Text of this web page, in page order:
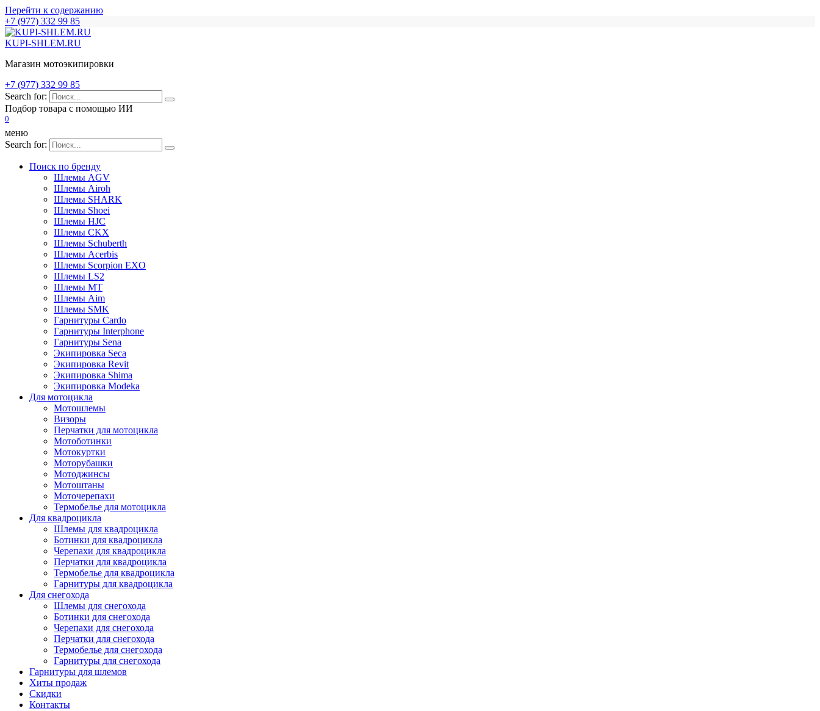
Перейти к содержанию
+7 (977) 332 99 85
KUPI-SHLEM.RU
Магазин мотоэкипировки
+7 (977) 332 99 85
Search for:
Подбор товара с помощью ИИ
0
меню
Search for:
Поиск по бренду
Шлемы AGV
Шлемы Airoh
Шлемы SHARK
Шлемы Shoei
Шлемы HJC
Шлемы CKX
Шлемы Schuberth
Шлемы Acerbis
Шлемы Scorpion EXO
Шлемы LS2
Шлемы MT
Шлемы Aim
Шлемы SMK
Гарнитуры Cardo
Гарнитуры Interphone
Гарнитуры Sena
Экипировка Seca
Экипировка Revit
Экипировка Shima
Экипировка Modeka
Для мотоцикла
Мотошлемы
Визоры
Перчатки для мотоцикла
Мотоботинки
Мотокуртки
Моторубашки
Мотоджинсы
Мотоштаны
Моточерепахи
Термобелье для мотоцикла
Для квадроцикла
Шлемы для квадроцикла
Ботинки для квадроцикла
Черепахи для квадроцикла
Перчатки для квадроцикла
Термобелье для квадроцикла
Гарнитуры для квадроцикла
Для снегохода
Шлемы для снегохода
Ботинки для снегохода
Черепахи для снегохода
Перчатки для снегохода
Термобелье для снегохода
Гарнитуры для снегохода
Гарнитуры для шлемов
Хиты продаж
Скидки
Контакты